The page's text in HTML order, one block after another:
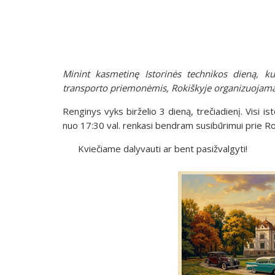
Minint kasmetinę Istorinės technikos dieną,
transporto priemonėmis, Rokiškyje
Renginys vyks birželio 3 dieną, trečiadienį. Visi
nuo 17:30 val. renkasi bendram susibūrimui prie
Kviečiame dalyvauti ar bent pasižvalgyti!